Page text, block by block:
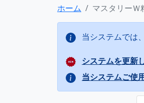
ホーム マスタリーＷ
当システムでは
システムを更新
当システムご使